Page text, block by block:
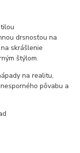
drsnosťou na
skrášlenie
štýlom.
na realitu,
pôvabu a